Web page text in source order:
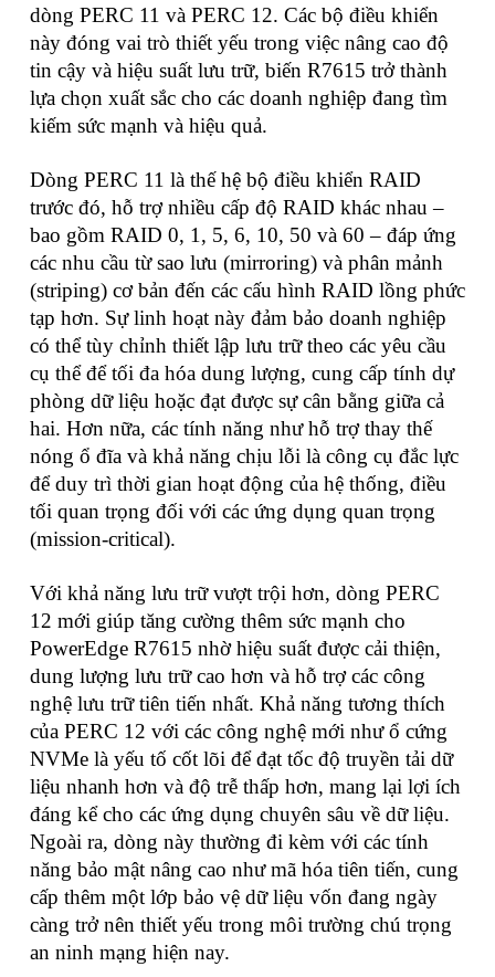
dòng PERC 11 và PERC 12. Các bộ điều khiển
này đóng vai trò thiết yếu trong việc nâng cao độ
tin cậy và hiệu suất lưu trữ, biến R7615 trở thành
lựa chọn xuất sắc cho các doanh nghiệp đang tìm
kiếm sức mạnh và hiệu quả.
Dòng PERC 11 là thế hệ bộ điều khiển RAID
trước đó, hỗ trợ nhiều cấp độ RAID khác nhau –
bao gồm RAID 0, 1, 5, 6, 10, 50 và 60 – đáp ứng
các nhu cầu từ sao lưu (mirroring) và phân mảnh
(striping) cơ bản đến các cấu hình RAID lồng phức
tạp hơn. Sự linh hoạt này đảm bảo doanh nghiệp
có thể tùy chỉnh thiết lập lưu trữ theo các yêu cầu
cụ thể để tối đa hóa dung lượng, cung cấp tính dự
phòng dữ liệu hoặc đạt được sự cân bằng giữa cả
hai. Hơn nữa, các tính năng như hỗ trợ thay thế
nóng ổ đĩa và khả năng chịu lỗi là công cụ đắc lực
để duy trì thời gian hoạt động của hệ thống, điều
tối quan trọng đối với các ứng dụng quan trọng
(mission-critical).
Với khả năng lưu trữ vượt trội hơn, dòng PERC
12 mới giúp tăng cường thêm sức mạnh cho
PowerEdge R7615 nhờ hiệu suất được cải thiện,
dung lượng lưu trữ cao hơn và hỗ trợ các công
nghệ lưu trữ tiên tiến nhất. Khả năng tương thích
của PERC 12 với các công nghệ mới như ổ cứng
NVMe là yếu tố cốt lõi để đạt tốc độ truyền tải dữ
liệu nhanh hơn và độ trễ thấp hơn, mang lại lợi ích
đáng kể cho các ứng dụng chuyên sâu về dữ liệu.
Ngoài ra, dòng này thường đi kèm với các tính
năng bảo mật nâng cao như mã hóa tiên tiến, cung
cấp thêm một lớp bảo vệ dữ liệu vốn đang ngày
càng trở nên thiết yếu trong môi trường chú trọng
an ninh mạng hiện nay.